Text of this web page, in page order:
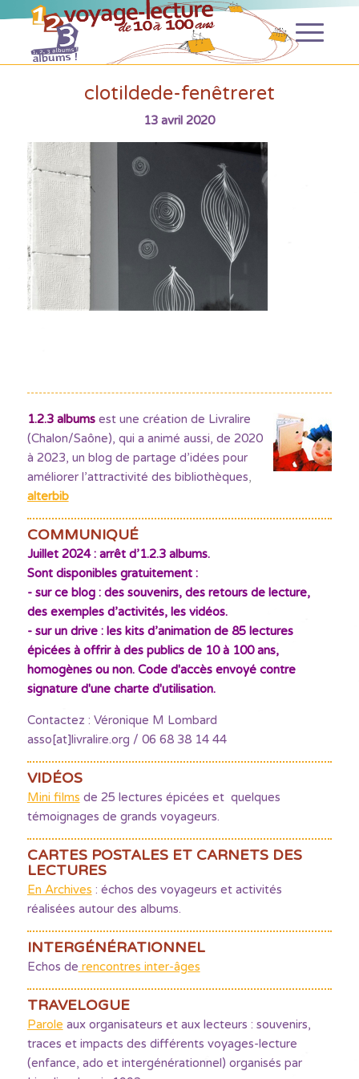
clotildede-fenêtreret
13 avril 2020
1.2.3 albumsest une création de Livralire
(Chalon/Saône), qui a animé aussi, de 2020
à 2023, un blog de partage d’idées pour
améliorer l’attractivité des bibliothèques,
alterbib
COMMUNIQUÉ
Juillet 2024 : arrêt d’1.2.3 albums.
Sont disponibles gratuitement :
- sur ce blog : des souvenirs, des retours de lecture,
des exemples d’activités, les vidéos.
- sur un drive : les kits d’animation de 85 lectures
épicées à offrir à des publics de 10 à 100 ans,
homogènes ou non. Code d'accès envoyé contre
signature d'une charte d'utilisation.
Contactez : Véronique M Lombard
asso[at]livralire.org / 06 68 38 14 44
VIDÉOS
Mini films de 25 lectures épicées et quelques
témoignages de grands voyageurs.
CARTES POSTALES ET CARNETS DES
LECTURES
En Archives : échos des voyageurs et activités
réalisées autour des albums.
INTERGÉNÉRATIONNEL
Echos de rencontres inter-âges
TRAVELOGUE
Parole aux organisateurs et aux lecteurs : souvenirs,
traces et impacts des différents voyages-lecture
(enfance, ado et intergénérationnel) organisés par